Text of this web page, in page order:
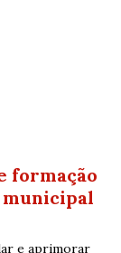
formação
municipal
e aprimorar